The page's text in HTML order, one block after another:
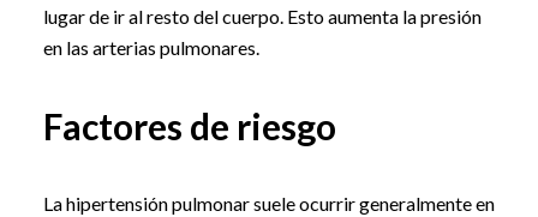
lugar de ir al resto del cuerpo. Esto aumenta la presión
en las arterias pulmonares.
Factores de riesgo
La hipertensión pulmonar suele ocurrir generalmente en